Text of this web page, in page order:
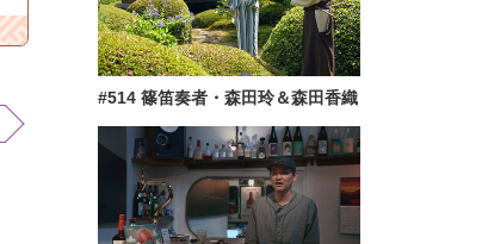
#514 篠笛奏者・森田玲＆森田香織